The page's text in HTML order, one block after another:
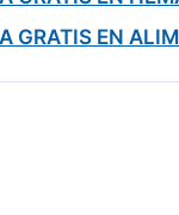
GRATIS EN